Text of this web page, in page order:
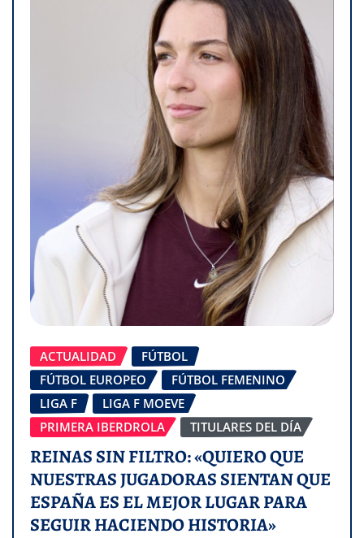
ACTUALIDAD
FÚTBOL
FÚTBOL EUROPEO
FÚTBOL FEMENINO
LIGA F
LIGA F MOEVE
PRIMERA IBERDROLA
TITULARES DEL DÍA
REINAS SIN FILTRO: «QUIERO QUE
NUESTRAS JUGADORAS SIENTAN QUE
ESPAÑA ES EL MEJOR LUGAR PARA
SEGUIR HACIENDO HISTORIA»